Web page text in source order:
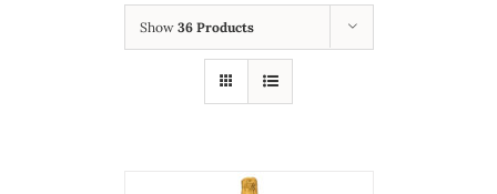
Show 36 Products